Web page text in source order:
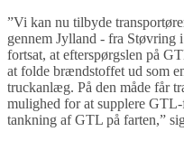
”Vi kan nu tilbyde
gennem Jylland - fra
fortsat, at efterspørgslen på
at folde brændstoffet ud som
truckanlæg. På den måde får
mulighed for at supplere
tankning af GTL på farten,”